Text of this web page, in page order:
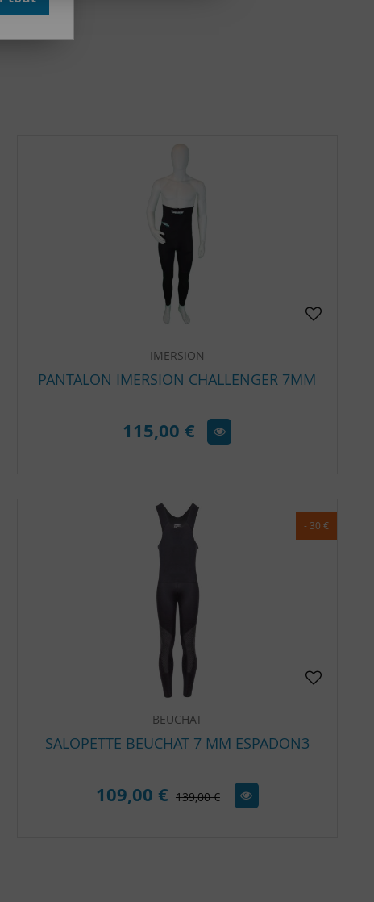
IMERSION
PANTALON IMERSION CHALLENGER 7MM
115,00 €
- 30 €
BEUCHAT
SALOPETTE BEUCHAT 7 MM ESPADON3
109,00 € 139,00 €